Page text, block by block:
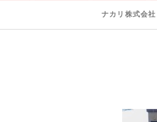
ナカリ株式会社